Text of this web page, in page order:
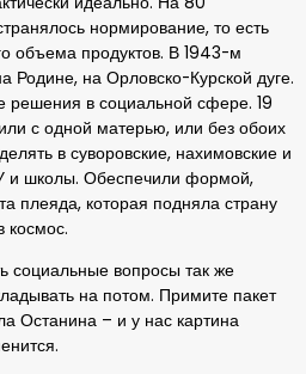
нормирование, то есть
объема продуктов. В 1943-м
Родине, на Орловско-Курской дуге.
решения в социальной сфере. 19
с одной матерью, или без обоих
в суворовские, нахимовские и
и школы. Обеспечили формой,
плеяда, которая подняла страну
космос.
социальные вопросы так же
на потом. Примите пакет
Останина – и у нас картина